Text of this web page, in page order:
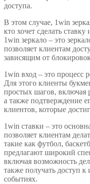
доступа.
В этом случае, 1win
кто хочет сделать
1win зеркало – это
позволяет клиентам
зависящим от
1win вход – это процесс
Для этого клиенты
простых шагов, включая
а также подтверждение
клиентов, которые
1win ставки – это
позволяет клиентам
такие как футбол,
предлагают широкий
включая возможность
также получать доступ
событиях.